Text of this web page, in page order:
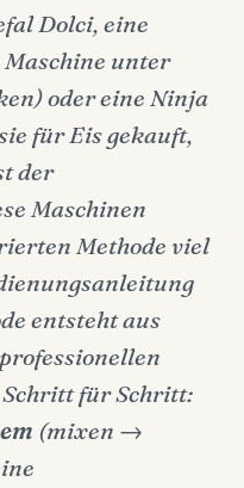
Dolci, eine
unter
oder eine Ninja
für Eis gekauft,
der
Maschinen
Methode viel
entsteht aus
für Schritt:
(mixen →